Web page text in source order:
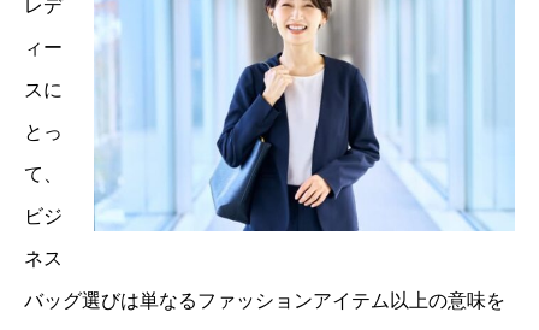
レデ
ィー
スに
とっ
て、
ビジ
ネス
バッグ選びは単なるファッションアイテム以上の意味を